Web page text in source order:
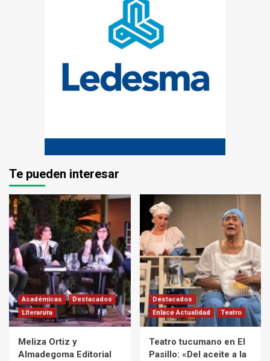
Te pueden interesar
Académicas
Destacados
Literarura
Meliza Ortiz y
Almadegoma Editorial
Destacados
Enlace Actualidad
Teatro
Teatro tucumano en El
Pasillo: «Del aceite a la